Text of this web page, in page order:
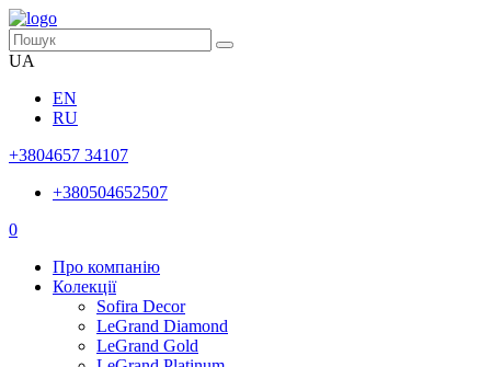
UA
EN
RU
+3804657 34107
+380504652507
0
Про компанію
Колекції
Sofira Decor
LeGrand Diamond
LeGrand Gold